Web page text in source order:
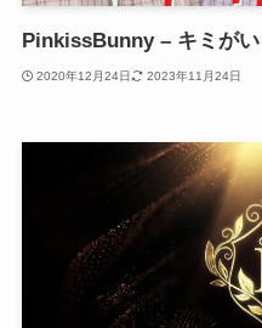
PinkissBunny – キミがい
2020年12月24日 2023年11月24日